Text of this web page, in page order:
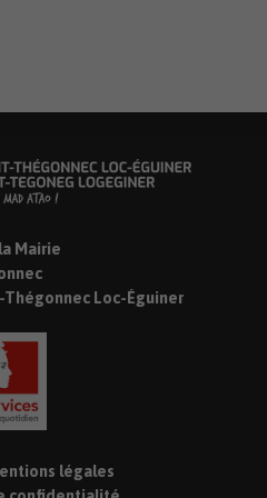
Mairie
Thégonnec Loc-Éguiner
légales